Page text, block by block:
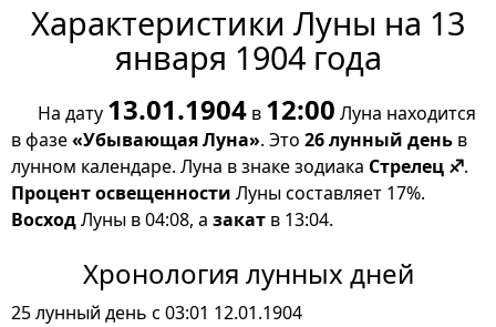
Характеристики Луны на 13
января 1904 года
На дату 13.01.1904 в 12:00 Луна находится
в фазе«Убывающая Луна». Это 26 лунный день в
лунном календаре. Луна в знаке зодиака Стрелец ♐.
Процент освещенности Луны составляет 17%.
ВосходЛуны в 04:08, а закат в 13:04.
Хронология лунных дней
25 лунный день с 03:01 12.01.1904